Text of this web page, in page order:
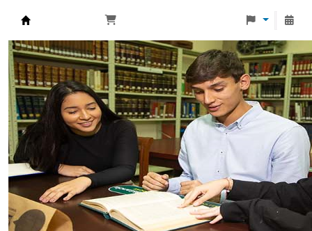
Biblioteca Universidad Monteávila